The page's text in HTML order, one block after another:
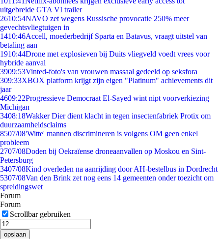
uitgebreide GTA VI trailer
2610:54NAVO zet wegens Russische provocatie 250% meer
gevechtsvliegtuigen in
1410:46Accell, moederbedrijf Sparta en Batavus, vraagt uitstel van
betaling aan
1910:44Drone met explosieven bij Duits vliegveld voedt vrees voor
hybride aanval
3909:53Vinted-foto's van vrouwen massaal gedeeld op seksfora
309:33XBOX platform krijgt zijn eigen "Platinum" achievements dit
jaar
4609:22Progressieve Democraat El-Sayed wint nipt voorverkiezing
Michigan
3408:18Wakker Dier dient klacht in tegen insectenfabriek Protix om
duurzaamheidsclaims
8507/08'Witte' mannen discrimineren is volgens OM geen enkel
probleem
2707/08Doden bij Oekraïense droneaanvallen op Moskou en Sint-
Petersburg
3407/08Kind overleden na aanrijding door AH-bestelbus in Dordrecht
5307/08Van den Brink zet nog eens 14 gemeenten onder toezicht om
spreidingswet
Forum
Forum
Scrollbar gebruiken
opslaan